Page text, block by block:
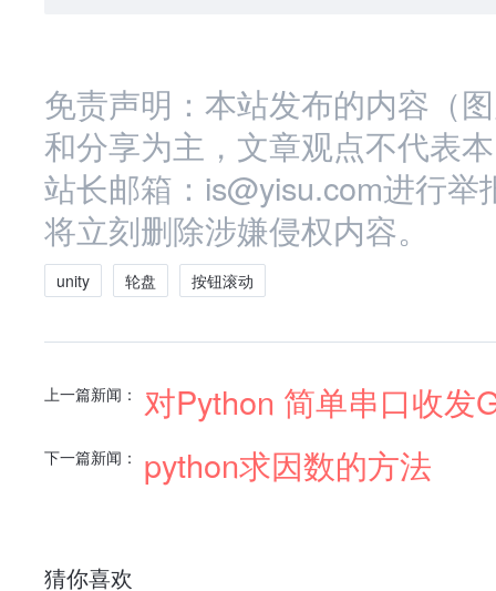
免责声明：本站发布的内容（
和分享为主，文章观点不代表
站长邮箱：is@yisu.com进行
将立刻删除涉嫌侵权内容。
unity 轮盘 按钮滚动
上一篇新闻： 对Python 简单串口收发
下一篇新闻： python求因数的方法
猜你喜欢